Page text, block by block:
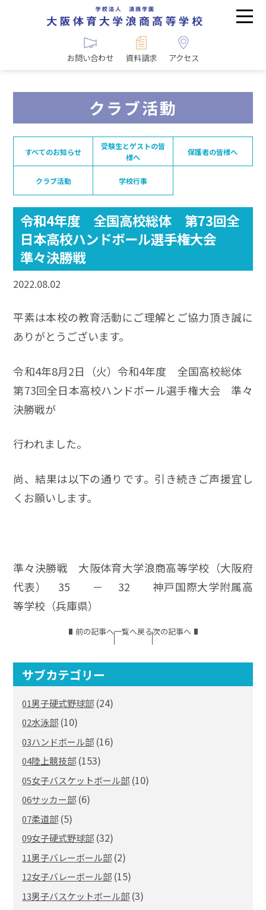
お問い合わせ 資料請求 アクセス
クラブ活動
すべてのお知らせ
受験生とゲストの皆
様へ
保護者の皆様へ
クラブ活動 学校行事
令和4年度 全国高校総体 第73回全
日本高校ハンドボール選手権大会
準々決勝戦
2022.08.02
平素は本校の教育活動にご理解とご協力頂き誠に
ありがとうございます。
令和4年8月2日（火）令和4年度 全国高校総体
第73回全日本高校ハンドボール選手権大会 準々
決勝戦が
行われました。
尚、結果は以下の通りです。引き続きご声援宜し
くお願いします。
準々決勝戦 大阪体育大学浪商高等学校（大阪府
代表） 35 － 32 神戸国際大学附属高
等学校（兵庫県）
前の記事へ一覧へ戻る次の記事へ
サブカテゴリー
01男子硬式野球部 (24)
02水泳部 (10)
03ハンドボール部 (16)
04陸上競技部 (153)
05女子バスケットボール部 (10)
06サッカー部 (6)
07柔道部 (5)
09女子硬式野球部 (32)
11男子バレーボール部 (2)
12女子バレーボール部 (15)
13男子バスケットボール部 (3)